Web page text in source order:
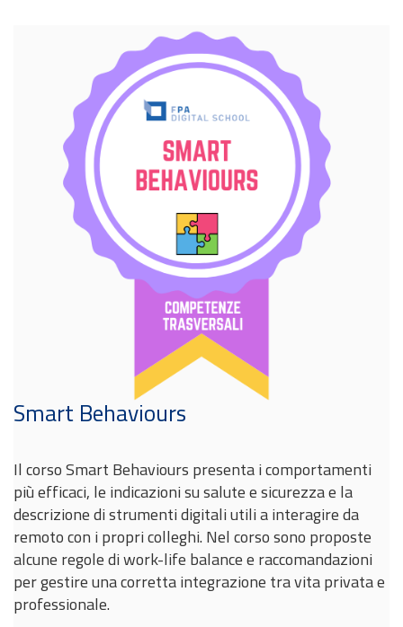
Smart Behaviours
Il corso Smart Behaviours presenta i comportamenti
più efficaci, le indicazioni su salute e sicurezza e la
descrizione di strumenti digitali utili a interagire da
remoto con i propri colleghi. Nel corso sono proposte
alcune regole di work-life balance e raccomandazioni
per gestire una corretta integrazione tra vita privata e
professionale.